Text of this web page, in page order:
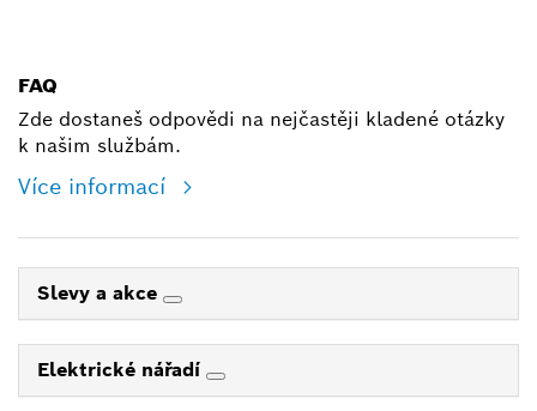
FAQ
Zde dostaneš odpovědi na nejčastěji kladené otázky
k našim službám.
Více informací
Slevy a akce
Elektrické nářadí